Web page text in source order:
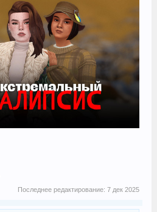
Последнее редактирование:7 дек 2025